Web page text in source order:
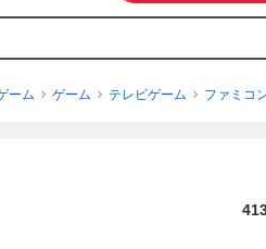
ーム ゲーム テレビゲーム ファミコ